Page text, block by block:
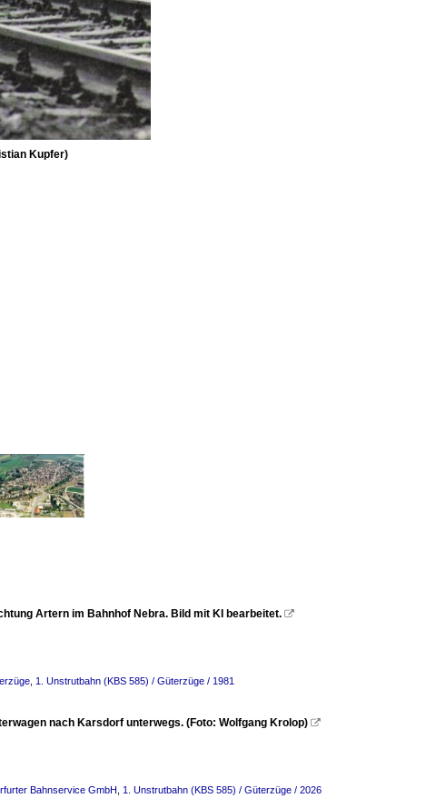
Kupfer)
Artern im Bahnhof Nebra. Bild mit KI bearbeitet. 
1. Unstrutbahn (KBS 585) / Güterzüge / 1981
nach Karsdorf unterwegs. (Foto: Wolfgang Krolop) 
Bahnservice GmbH 1. Unstrutbahn (KBS 585) / Güterzüge / 2026